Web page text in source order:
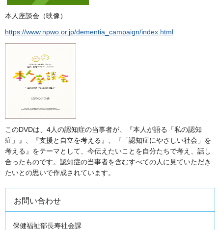
本人座談会（映像）
https://www.npwo.or.jp/dementia_campaign/index.html
このDVDは、4人の認知症の当事者が、『本人が語る「私の認知
症」』、『支援と自立を考える』、『「認知症にやさしい社会」を
考える』をテーマとして、今伝えたいことを自分たちで考え、話し
合ったものです。認知症の当事者を含むすべての人に見ていただき
たいとの思いで作成されています。
お問い合わせ
保健福祉部長寿社会課